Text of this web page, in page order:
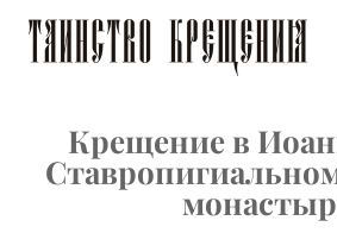
Крещение в